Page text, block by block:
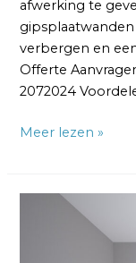
afwerking te
verbergen en
Offerte
2072024
Meer lezen »
Renovlies